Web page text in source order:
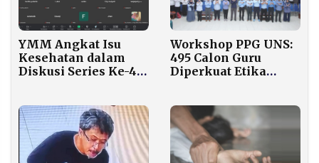
YMM Angkat Isu
Kesehatan dalam
Diskusi Series Ke-4,
Pencegahan TBC
Workshop PPG UNS:
495 Calon Guru
Diperkuat Etika